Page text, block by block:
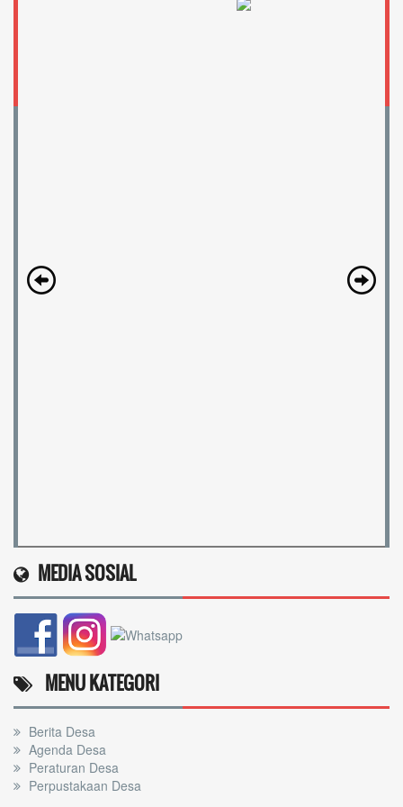
MEDIA SOSIAL
MENU KATEGORI
Berita Desa
Agenda Desa
Peraturan Desa
Perpustakaan Desa